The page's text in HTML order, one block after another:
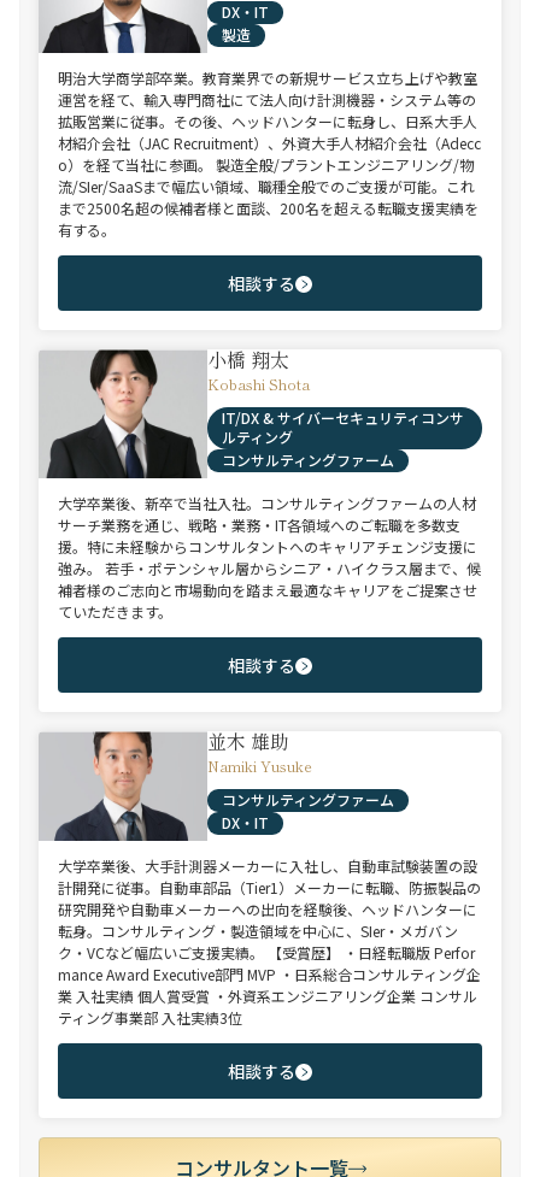
DX・IT
製造
明治大学商学部卒業。教育業界での新規サービス立ち上げや教室
運営を経て、輸入専門商社にて法人向け計測機器・システム等の
拡販営業に従事。その後、ヘッドハンターに転身し、日系大手人
材紹介会社（JAC Recruitment）、外資大手人材紹介会社（Adecc
o）を経て当社に参画。 製造全般/プラントエンジニアリング/物
流/SIer/SaaSまで幅広い領域、職種全般でのご支援が可能。これ
まで2500名超の候補者様と面談、200名を超える転職支援実績を
有する。
相談する
小橋 翔太
Kobashi Shota
IT/DX & サイバーセキュリティコンサ
ルティング
コンサルティングファーム
大学卒業後、新卒で当社入社。コンサルティングファームの人材
サーチ業務を通じ、戦略・業務・IT各領域へのご転職を多数支
援。特に未経験からコンサルタントへのキャリアチェンジ支援に
強み。 若手・ポテンシャル層からシニア・ハイクラス層まで、候
補者様のご志向と市場動向を踏まえ最適なキャリアをご提案させ
ていただきます。
相談する
並木 雄助
Namiki Yusuke
コンサルティングファーム
DX・IT
大学卒業後、大手計測器メーカーに入社し、自動車試験装置の設
計開発に従事。自動車部品（Tier1）メーカーに転職、防振製品の
研究開発や自動車メーカーへの出向を経験後、ヘッドハンターに
転身。コンサルティング・製造領域を中心に、SIer・メガバン
ク・VCなど幅広いご支援実績。 【受賞歴】 ・日経転職版 Perfor
mance Award Executive部門 MVP ・日系総合コンサルティング企
業 入社実績 個人賞受賞 ・外資系エンジニアリング企業 コンサル
ティング事業部 入社実績3位
相談する
コンサルタント一覧